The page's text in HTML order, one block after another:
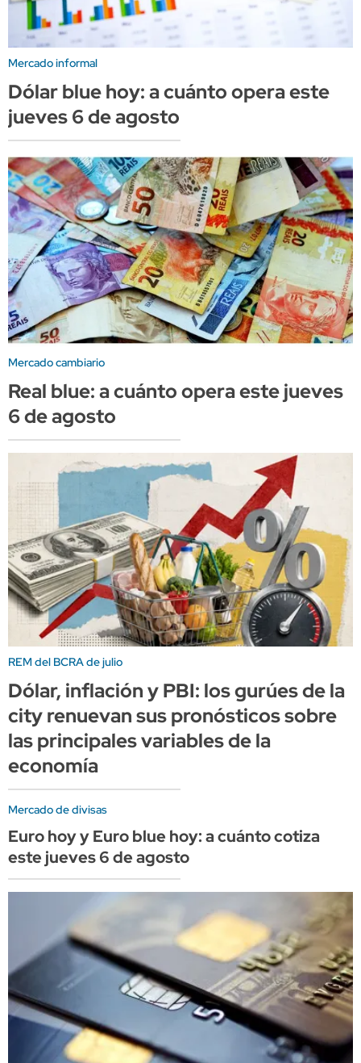
Mercado informal
Dólar blue hoy: a cuánto opera este
jueves 6 de agosto
Mercado cambiario
Real blue: a cuánto opera este jueves
6 de agosto
REM del BCRA de julio
Dólar, inflación y PBI: los gurúes de la
city renuevan sus pronósticos sobre
las principales variables de la
economía
Mercado de divisas
Euro hoy y Euro blue hoy: a cuánto cotiza
este jueves 6 de agosto